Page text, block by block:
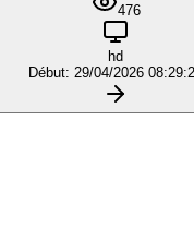
476
hd
Début: 29/04/2026